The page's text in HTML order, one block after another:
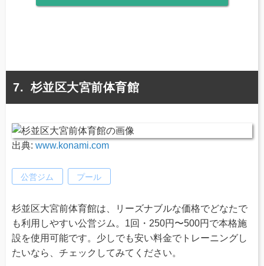
杉並区大宮前体育館
出典: www.konami.com
公営ジム プール
杉並区大宮前体育館は、リーズナブルな価格でどなたで
も利用しやすい公営ジム。1回・250円〜500円で本格施
設を使用可能です。少しでも安い料金でトレーニングし
たいなら、チェックしてみてください。